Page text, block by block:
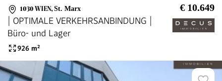
1030 WIEN, St. Marx € 10.649
| OPTIMALE VERKEHRSANBINDUNG |
Büro- und Lager
926 m²